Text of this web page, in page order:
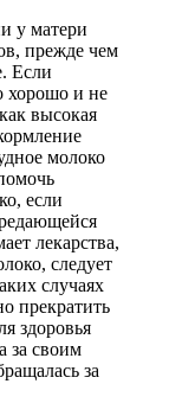
у матери
прежде чем
Если
хорошо и не
высокая
молоко
если
лекарства,
следует
случаях
прекратить
здоровья
за своим
за